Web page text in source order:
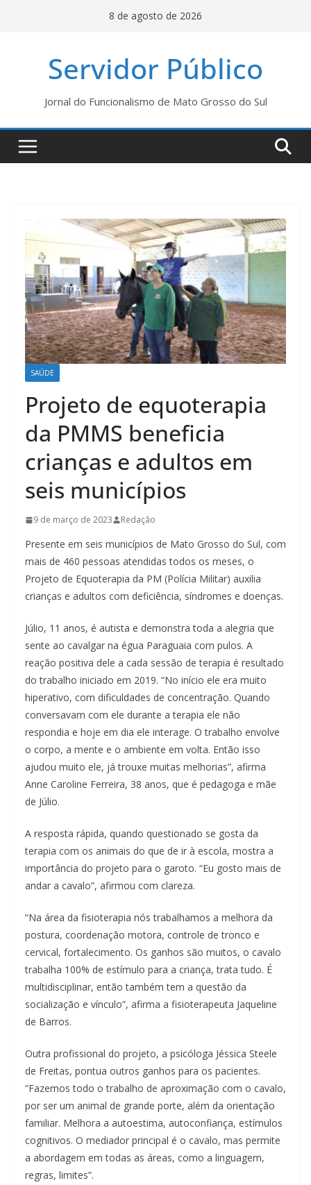
8 de agosto de 2026
Servidor Público
Jornal do Funcionalismo de Mato Grosso do Sul
SAÚDE
Projeto de equoterapia
da PMMS beneficia
crianças e adultos em
seis municípios
9 de março de 2023 Redação
Presente em seis municípios de Mato Grosso do Sul, com
mais de 460 pessoas atendidas todos os meses, o
Projeto de Equoterapia da PM (Polícia Militar) auxilia
crianças e adultos com deficiência, síndromes e doenças.
Júlio, 11 anos, é autista e demonstra toda a alegria que
sente ao cavalgar na égua Paraguaia com pulos. A
reação positiva dele a cada sessão de terapia é resultado
do trabalho iniciado em 2019. “No início ele era muito
hiperativo, com dificuldades de concentração. Quando
conversavam com ele durante a terapia ele não
respondia e hoje em dia ele interage. O trabalho envolve
o corpo, a mente e o ambiente em volta. Então isso
ajudou muito ele, já trouxe muitas melhorias”, afirma
Anne Caroline Ferreira, 38 anos, que é pedagoga e mãe
de Júlio.
A resposta rápida, quando questionado se gosta da
terapia com os animais do que de ir à escola, mostra a
importância do projeto para o garoto. “Eu gosto mais de
andar a cavalo”, afirmou com clareza.
“Na área da fisioterapia nós trabalhamos a melhora da
postura, coordenação motora, controle de tronco e
cervical, fortalecimento. Os ganhos são muitos, o cavalo
trabalha 100% de estímulo para a criança, trata tudo. É
multidisciplinar, então também tem a questão da
socialização e vínculo”, afirma a fisioterapeuta Jaqueline
de Barros.
Outra profissional do projeto, a psicóloga Jéssica Steele
de Freitas, pontua outros ganhos para os pacientes.
“Fazemos todo o trabalho de aproximação com o cavalo,
por ser um animal de grande porte, além da orientação
familiar. Melhora a autoestima, autoconfiança, estímulos
cognitivos. O mediador principal é o cavalo, mas permite
a abordagem em todas as áreas, como a linguagem,
regras, limites”.